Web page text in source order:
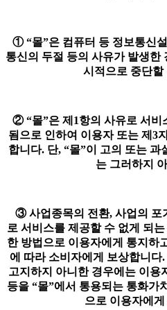
① “몰”은 컴퓨터 등 정보통신
통신의 두절 등의 사유가 발생한
시적으로 중단할
② “몰”은 제1항의 사유로 서비
됨으로 인하여 이용자 또는 제3
합니다. 단, “몰”이 고의 또는 과
는 그러하지
③ 사업종목의 전환, 사업의 포
로 서비스를 제공할 수 없게 되
한 방법으로 이용자에게 통지하
에 따라 소비자에게 보상합니다
고지하지 아니한 경우에는 이용
등을 “몰”에서 통용되는 통화가
으로 이용자에